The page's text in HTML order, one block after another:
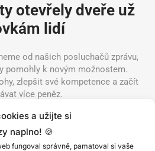
a užijte si
naplno! 🍪
fungoval správně, pamatoval si vaše
otevřely dveře už
lidí
od našich posluchačů zprávu,
pomohly k novým možnostem.
zlepšit své kompetence a začít
více peněz.